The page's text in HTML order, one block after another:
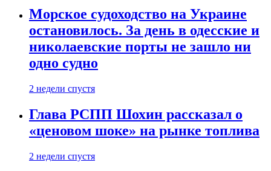
Морское судоходство на Украине
остановилось. За день в одесские и
николаевские порты не зашло ни
одно судно
2 недели спустя
Глава РСПП Шохин рассказал о
«ценовом шоке» на рынке топлива
2 недели спустя